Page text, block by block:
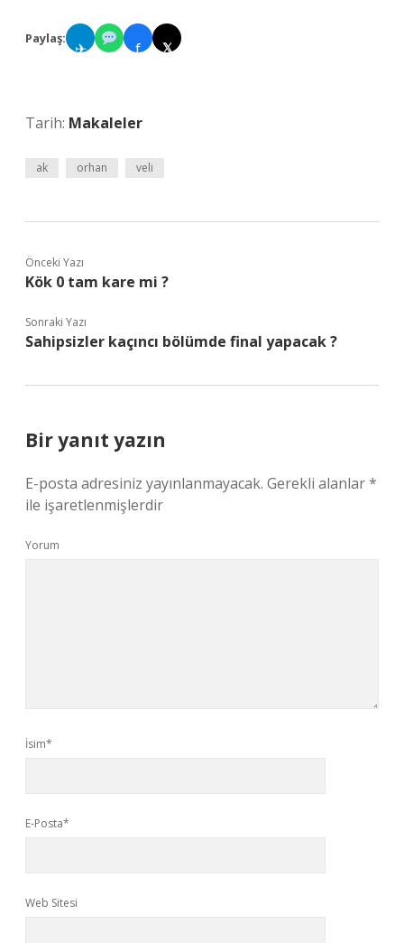
Paylaş:
✈ f 𝕏
Tarih: Makaleler
ak orhan veli
Önceki Yazı
Kök 0 tam kare mi ?
Sonraki Yazı
Sahipsizler kaçıncı bölümde final yapacak ?
Bir yanıt yazın
E-posta adresiniz yayınlanmayacak. Gerekli alanlar*
ile işaretlenmişlerdir
Yorum
İsim*
E-Posta*
Web Sitesi